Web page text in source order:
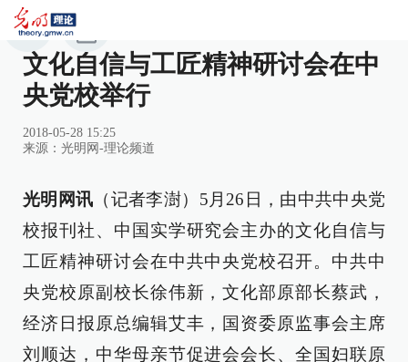
文化自信与工匠精神研讨会在中
央党校举行
2018-05-28 15:25
来源： 光明网-理论频道
光明网讯 （记者李澍）5月26日，由中共中央党
校报刊社、中国实学研究会主办的文化自信与
工匠精神研讨会在中共中央党校召开。中共中
央党校原副校长徐伟新，文化部原部长蔡武，
经济日报原总编辑艾丰，国资委原监事会主席
刘顺达，中华母亲节促进会会长、全国妇联原